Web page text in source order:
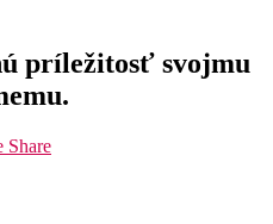
príležitosť svojmu
Share